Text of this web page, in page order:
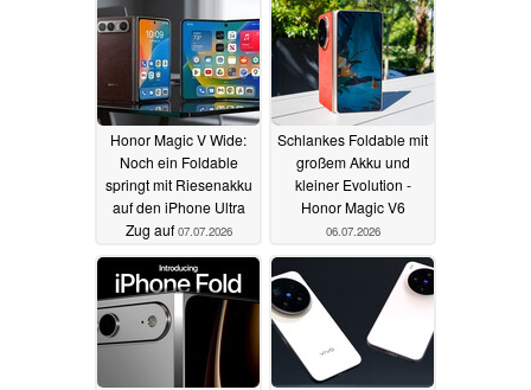
Honor Magic V Wide:
Noch ein Foldable
springt mit Riesenakku
auf den iPhone Ultra
Zug auf 07.07.2026
Schlankes Foldable mit
großem Akku und
kleiner Evolution -
Honor Magic V6
06.07.2026